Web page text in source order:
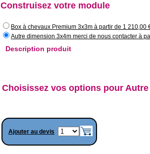
Construisez votre module
Box à chevaux Premium 3x3m à partir de 1 210,00
Autre dimension 3x4m merci de nous contacter à
Description produit
Choisissez vos options pour
Ajouter au devis